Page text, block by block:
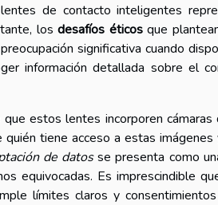
de contacto inteligentes
losdesafíos éticosque
significativa cuando
información detallada sobre el
estos lentes incorporen cámaras
tiene acceso a estas imágenes
de datosse presenta como
equivocadas. Es imprescindible
límites claros y